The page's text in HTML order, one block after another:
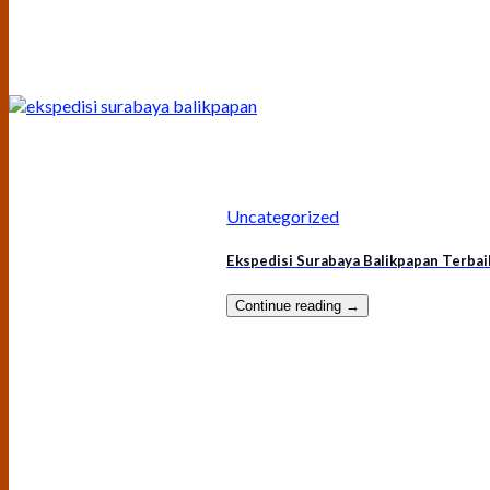
Uncategorized
Ekspedisi Surabaya Balikpapan
Continue reading →